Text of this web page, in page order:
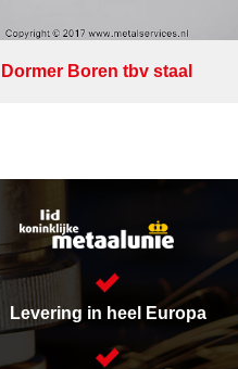
Dormer Boren tbv staal
Levering in heel Europa